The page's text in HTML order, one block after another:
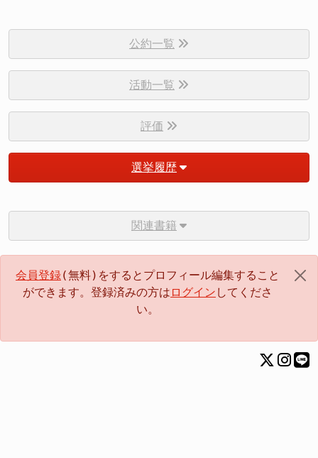
公約一覧
活動一覧
評価
選挙履歴
関連書籍
会員登録(無料)をするとプロフィール編集すること
ができます。登録済みの方は ログイン してくださ
い。